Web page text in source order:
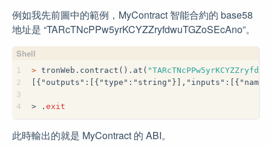
例如我先前圖中的範例，MyContract 智能合約的 base58
地址是 “TARcTNcPPw5yrKCYZZryfdwuTGZoSEcAno”。
1
2
3
4
> tronWeb.contract().at(
> . exit
此時輸出的就是 MyContract 的 ABI。